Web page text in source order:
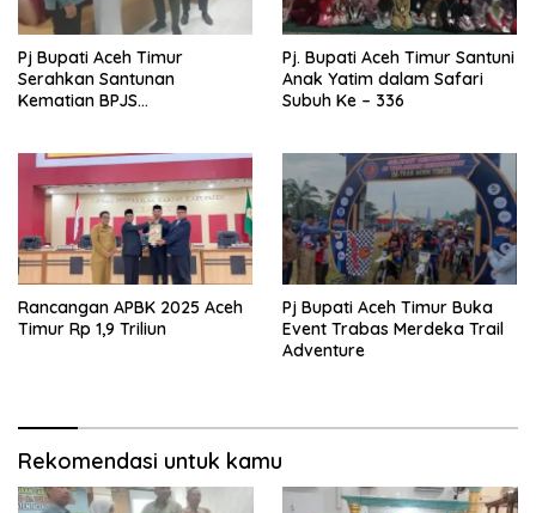
Pj Bupati Aceh Timur
Serahkan Santunan
Kematian BPJS
Pj. Bupati Aceh Timur Santuni
Anak Yatim dalam Safari
Subuh Ke – 336
Rancangan APBK 2025 Aceh
Timur Rp 1,9 Triliun
Pj Bupati Aceh Timur Buka
Event Trabas Merdeka Trail
Adventure
Rekomendasi untuk kamu